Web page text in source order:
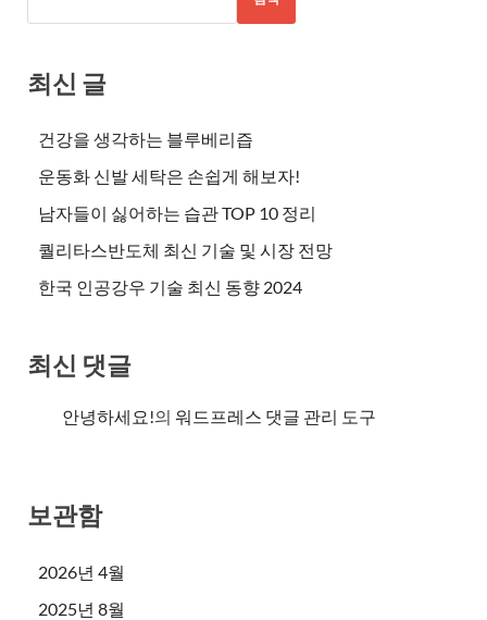
최신 글
건강을 생각하는 블루베리즙
운동화 신발 세탁은 손쉽게 해보자!
남자들이 싫어하는 습관 TOP 10 정리
퀄리타스반도체 최신 기술 및 시장 전망
한국 인공강우 기술 최신 동향 2024
최신 댓글
안녕하세요!의 워드프레스 댓글 관리 도구
보관함
2026년 4월
2025년 8월